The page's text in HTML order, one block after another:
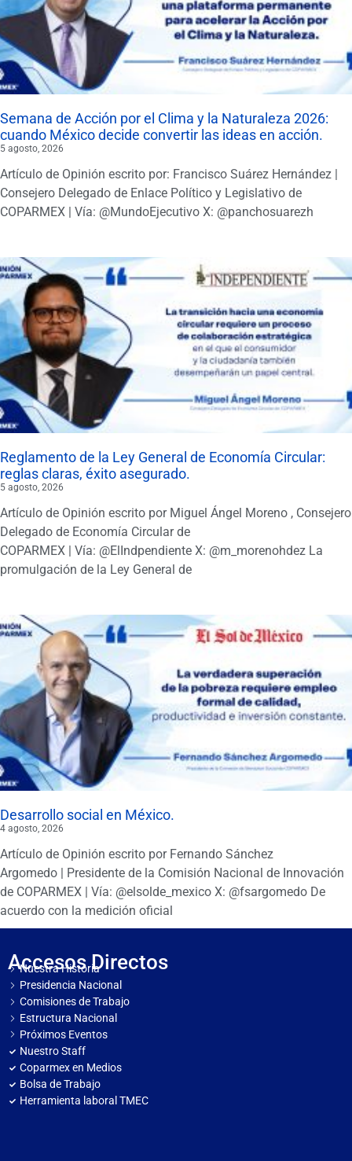
Semana de Acción por el Clima y la Naturaleza 2026:
cuando México decide convertir las ideas en acción.
5 agosto, 2026
Artículo de Opinión escrito por: Francisco Suárez Hernández |
Consejero Delegado de Enlace Político y Legislativo de
COPARMEX | Vía: @MundoEjecutivo X: @panchosuarezh
Reglamento de la Ley General de Economía Circular:
reglas claras, éxito asegurado.
5 agosto, 2026
Artículo de Opinión escrito por Miguel Ángel Moreno , Consejero
Delegado de Economía Circular de
COPARMEX | Vía: @ElIndpendiente X: @m_morenohdez La
promulgación de la Ley General de
Desarrollo social en México.
4 agosto, 2026
Artículo de Opinión escrito por Fernando Sánchez
Argomedo | Presidente de la Comisión Nacional de Innovación
de COPARMEX | Vía: @elsolde_mexico X: @fsargomedo De
acuerdo con la medición oficial
Accesos Directos
Nuestra Historia
Presidencia Nacional
Comisiones de Trabajo
Estructura Nacional
Próximos Eventos
Nuestro Staff
Coparmex en Medios
Bolsa de Trabajo
Herramienta laboral TMEC